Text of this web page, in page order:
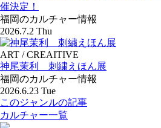
催決定！
福岡のカルチャー情報
2026.7.2 Thu
ART / CREAITIVE
神尾茉利 刺繍えほん展
福岡のカルチャー情報
2026.6.23 Tue
このジャンルの記事
カルチャー一覧